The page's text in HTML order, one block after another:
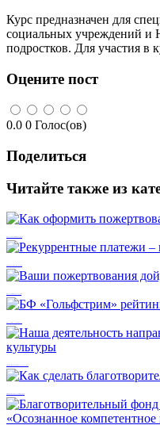
Курс предназначен для
социальных учреждений и
подростков. Для участия в
Оцените пост
0.0 0 Голос(ов)
Поделиться
Читайте также из